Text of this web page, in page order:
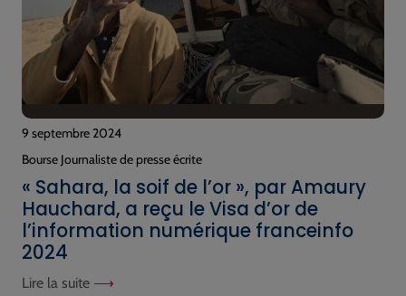
9 septembre 2024
Bourse Journaliste de presse écrite
« Sahara, la soif de l’or », par Amaury
Hauchard, a reçu le Visa d’or de
l’information numérique franceinfo
2024
Lire la suite